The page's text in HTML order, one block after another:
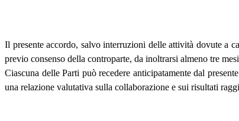
Il presente accordo, salvo interruzioni delle attività dovute a
previo consenso della controparte, da inoltrarsi almeno tre
Ciascuna delle Parti può recedere anticipatamente dal
una relazione valutativa sulla collaborazione e sui risultati